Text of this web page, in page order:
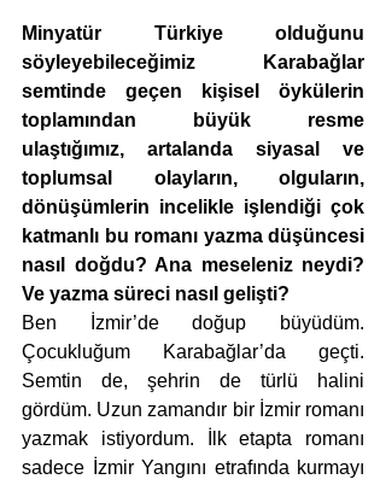
Minyatür Türkiye olduğunu
söyleyebileceğimiz Karabağlar
semtinde geçen kişisel öykülerin
toplamından büyük resme
ulaştığımız, artalanda siyasal ve
toplumsal olayların, olguların,
dönüşümlerin incelikle işlendiği çok
katmanlı bu romanı yazma düşüncesi
nasıl doğdu? Ana meseleniz neydi?
Ve yazma süreci nasıl gelişti?
Ben İzmir’de doğup büyüdüm.
Çocukluğum Karabağlar’da geçti.
Semtin de, şehrin de türlü halini
gördüm. Uzun zamandır bir İzmir romanı
yazmak istiyordum. İlk etapta romanı
sadece İzmir Yangını etrafında kurmayı